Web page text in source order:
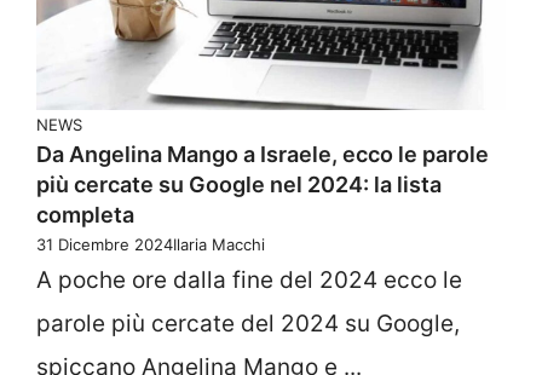
NEWS
Da Angelina Mango a Israele, ecco le parole
più cercate su Google nel 2024: la lista
completa
31 Dicembre 2024Ilaria Macchi
A poche ore dalla fine del 2024 ecco le
parole più cercate del 2024 su Google,
spiccano Angelina Mango e ...